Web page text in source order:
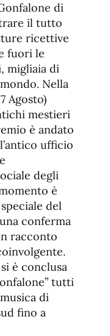
di
il tutto
ricettive
fuori le
migliaia di
Nella
Agosto)
mestieri
è andato
ufficio
degli
è
del
conferma
racconto
è conclusa
tutti
di
fino a